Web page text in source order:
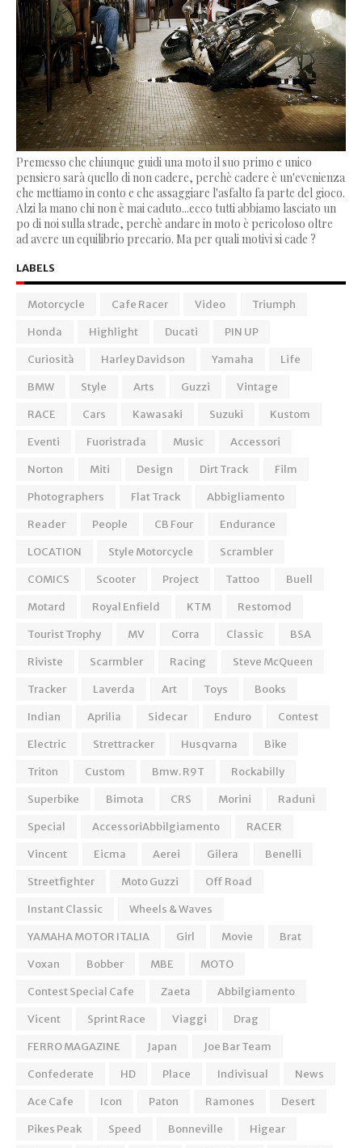
Premesso che chiunque guidi una moto il suo primo e unico
pensiero sarà quello di non cadere, perchè cadere è un'evenienza
che mettiamo in conto e che assaggiare l'asfalto fa parte del gioco.
Alzi la mano chi non è mai caduto...ecco tutti abbiamo lasciato un
po di noi sulla strade, perchè andare in moto è pericoloso oltre
ad avere un equilibrio precario. Ma per quali motivi si cade ?
LABELS
Motorcycle Cafe Racer Video
Triumph
Honda
Highlight Ducati
PIN UP
Curiosità
Harley Davidson Yamaha
Life
BMW
Style Arts Guzzi
Vintage
RACE
Cars Kawasaki Suzuki
Kustom
Eventi
Fuoristrada Music
Accessori
Norton
Miti Design Dirt Track
Film
Photographers
Flat Track
Abbigliamento
Reader
People CB Four
Endurance
LOCATION
Style Motorcycle
Scrambler
COMICS
Scooter Project Tattoo
Buell
Motard
Royal Enfield KTM
Restomod
Tourist Trophy
MV Corra Classic
BSA
Riviste
Scarmbler Racing
Steve McQueen
Tracker
Laverda Art Toys
Books
Indian
Aprilia Sidecar Enduro
Contest
Electric
Strettracker Husqvarna
Bike
Triton
Custom Bmw. R9T
Rockabilly
Superbike
Bimota CRS Morini
Raduni
Special
AccessoriAbbilgiamento
RACER
Vincent
Eicma Aerei Gilera
Benelli
Streetfighter
Moto Guzzi
Off Road
Instant Classic
Wheels & Waves
YAMAHA MOTOR ITALIA
Girl Movie
Brat
Voxan
Bobber MBE
MOTO
Contest Special Cafe
Zaeta
Abbilgiamento
Vicent
Sprint Race Viaggi
Drag
FERRO MAGAZINE
Japan
Joe Bar Team
Confederate
HD Place Indivisual
News
Ace Cafe
Icon Paton Ramones
Desert
Pikes Peak
Speed Bonneville
Higear